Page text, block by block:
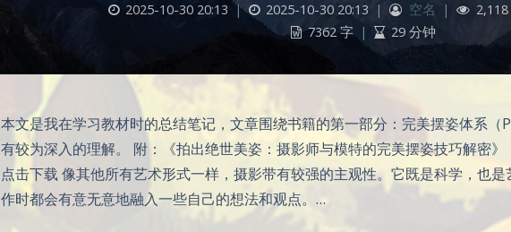
2025-10-30 20:13 | 2025-10-30 20:13 | 空名 | 2,118
7362 字 | 29 分钟
本文是我在学习教材时的总结笔记，文章围绕书籍的第一部分：完美摆姿体系（
有较为深入的理解。 附：《拍出绝世美姿：摄影师与模特的完美摆姿技巧解密》
点击下载 像其他所有艺术形式一样，摄影带有较强的主观性。它既是科学，也
作时都会有意无意地融入一些自己的想法和观点。…